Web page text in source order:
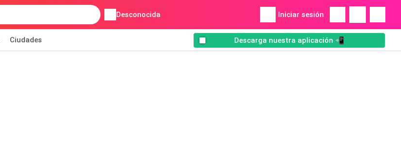
Desconocida Iniciar sesión
Ciudades Descarga nuestra aplicación 📲